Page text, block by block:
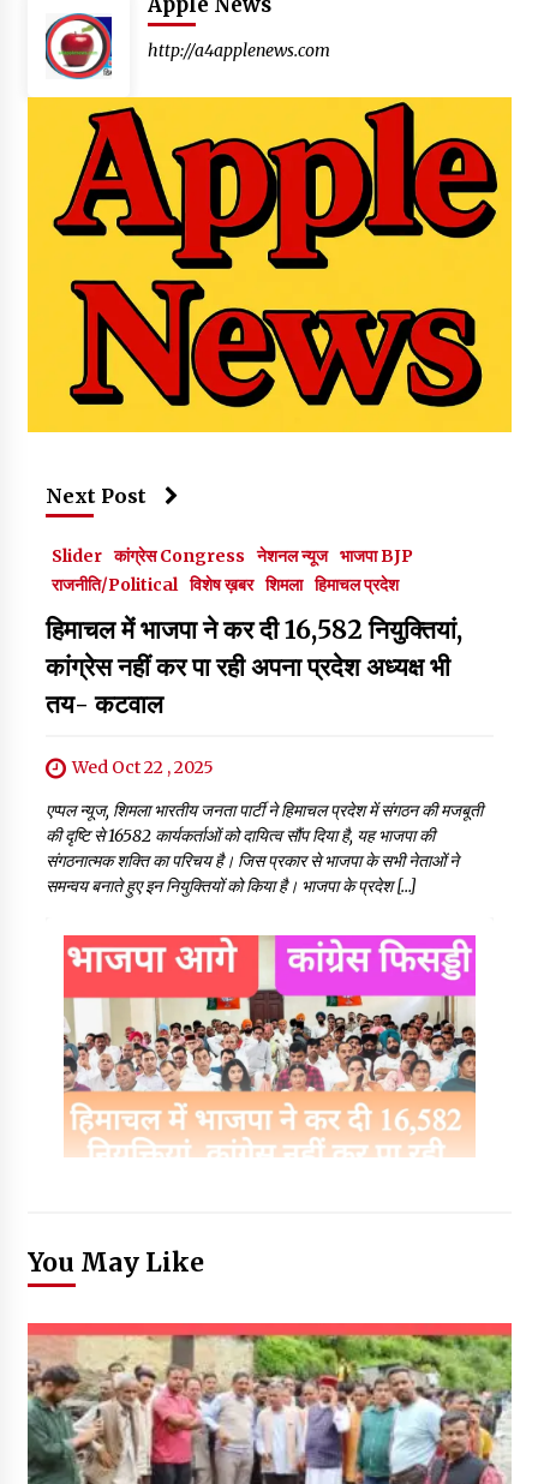
http://a4applenews.com
Next Post
Slider कांग्रेस Congress नेशनल न्यूज भाजपा BJP
राजनीति/Political विशेष ख़बर शिमला हिमाचल प्रदेश
हिमाचल में भाजपा ने कर दी 16,582 नियुक्तियां,
कांग्रेस नहीं कर पा रही अपना प्रदेश अध्यक्ष भी
तय- कटवाल
Wed Oct 22 , 2025
एप्पल न्यूज, शिमला भारतीय जनता पार्टी ने हिमाचल प्रदेश में संगठन की मजबूती
की दृष्टि से 16582 कार्यकर्ताओं को दायित्व सौंप दिया है, यह भाजपा की
संगठनात्मक शक्ति का परिचय है। जिस प्रकार से भाजपा के सभी नेताओं ने
समन्वय बनाते हुए इन नियुक्तियों को किया है। भाजपा के प्रदेश […]
You May Like